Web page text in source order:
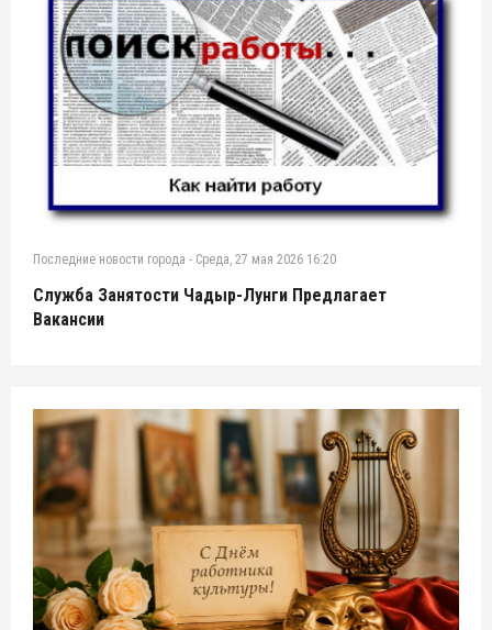
Последние новости города - Среда, 27 мая 2026 16:20
Служба Занятости Чадыр-Лунги Предлагает
Вакансии